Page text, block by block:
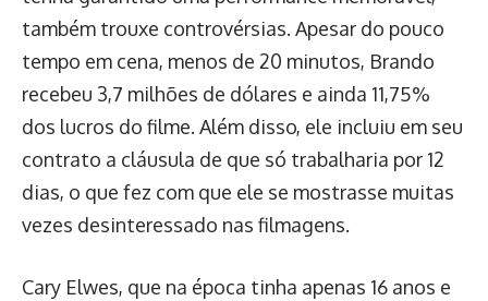
também trouxe controvérsias. Apesar do pouco
tempo em cena, menos de 20 minutos, Brando
recebeu 3,7 milhões de dólares e ainda 11,75%
dos lucros do filme. Além disso, ele incluiu em seu
contrato a cláusula de que só trabalharia por 12
dias, o que fez com que ele se mostrasse muitas
vezes desinteressado nas filmagens.
Cary Elwes, que na época tinha apenas 16 anos e